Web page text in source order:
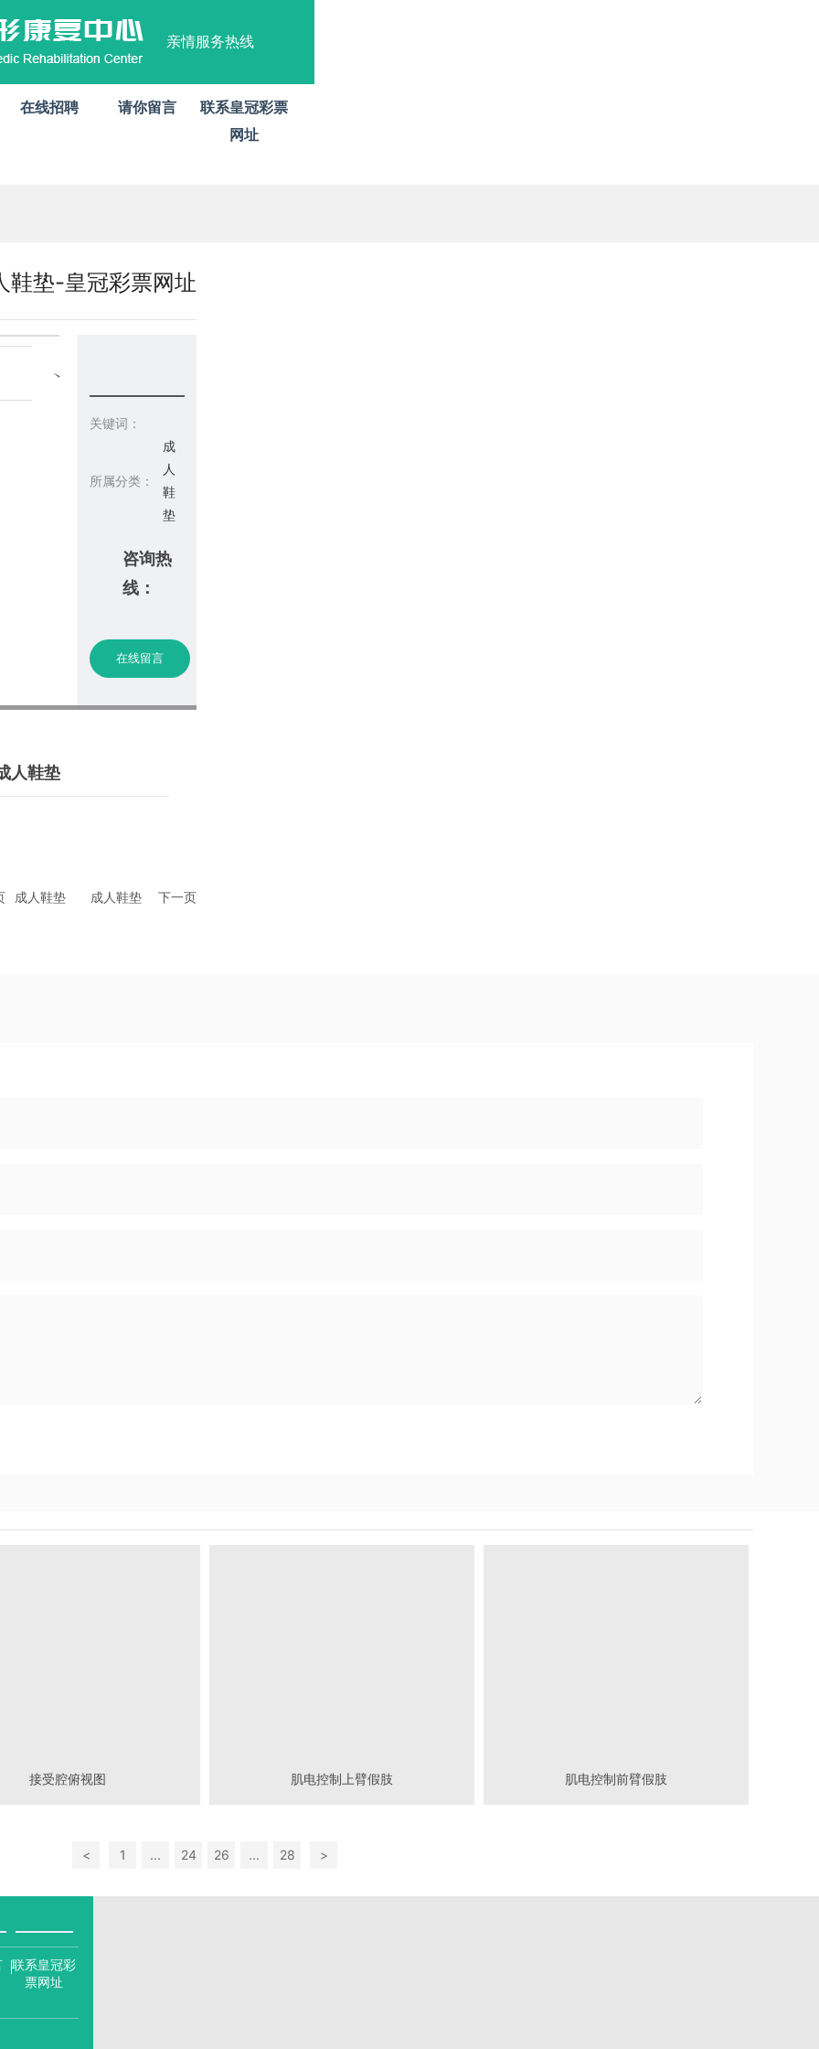
亲情服务热线
在线招聘 请你留言
联系皇冠彩票
网址
鞋垫-皇冠彩票网址
关键词：
所属分类：
成
人
鞋
垫
咨询热
线：
在线留言
人鞋垫
成人鞋垫 成人鞋垫 下一页
接受腔俯视图 肌电控制上臂假肢 肌电控制前臂假肢
< 1 ... 24 26 ... 28 >
联系皇冠彩
票网址